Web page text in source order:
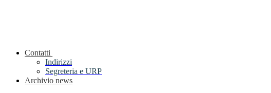
Contatti
Indirizzi
Segreteria e URP
Archivio news